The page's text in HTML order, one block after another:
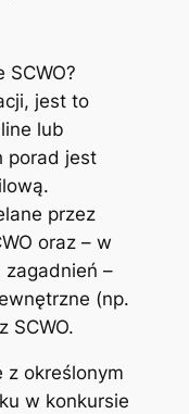
jest to
lub
porad jest
przez
oraz – w
zagadnień –
(np.
SCWO.
z określonym
w konkursie